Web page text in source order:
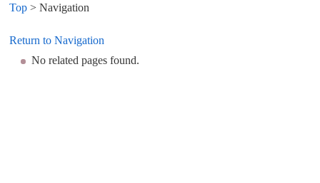
Top > Navigation
Return to Navigation
No related pages found.